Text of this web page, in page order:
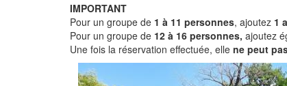
IMPORTANT
Pour un groupe de 1 à 11 personnes, ajoutez 1
Pour un groupe de 12 à 16 personnes, ajoutez
Une fois la réservation effectuée, elle ne peut